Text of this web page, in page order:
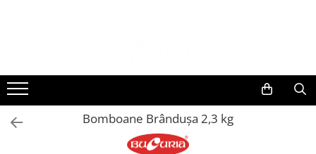
Bomboane Brânduşa 2,3 kg